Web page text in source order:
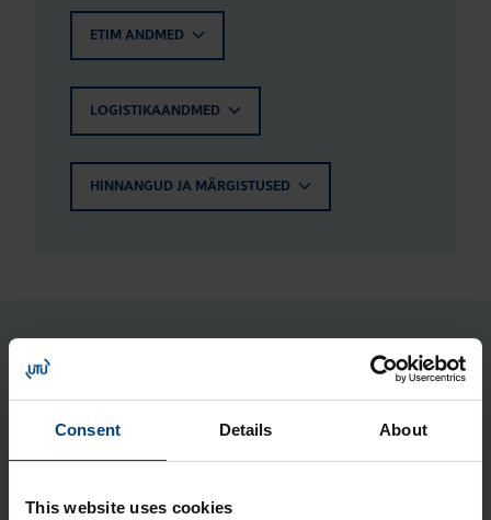
Consent Details About
This website uses cookies
ETIM ANDMED
LOGISTIKAANDMED
HINNANGUD JA MÄRGISTUSED
Seotud tooted